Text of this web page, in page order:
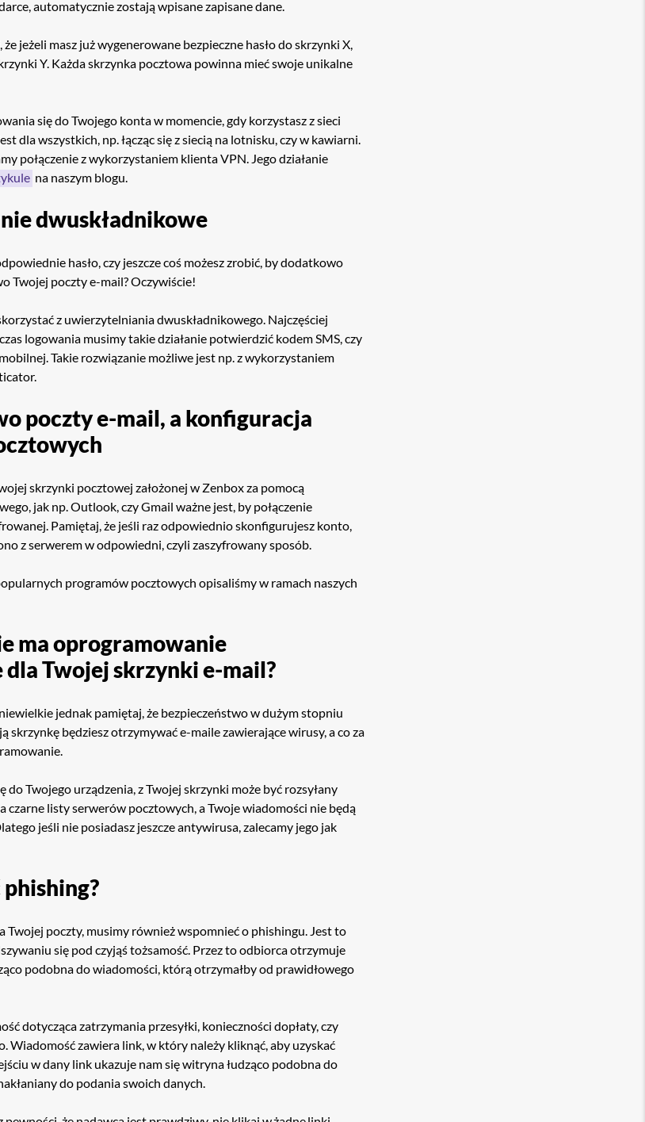
automatycznie zostają wpisane zapisane dane.
że jeżeli masz już wygenerowane bezpieczne hasło do skrzynki X,
Y. Każda skrzynka pocztowa powinna mieć swoje unikalne
się do Twojego konta w momencie, gdy korzystasz z sieci
dla wszystkich, np. łącząc się z siecią na lotnisku, czy w kawiarni.
połączenie z wykorzystaniem klienta VPN. Jego działanie
na naszym blogu.
dwuskładnikowe
hasło, czy jeszcze coś możesz zrobić, by dodatkowo
Twojej poczty e-mail? Oczywiście!
z uwierzytelniania dwuskładnikowego. Najczęściej
logowania musimy takie działanie potwierdzić kodem SMS, czy
Takie rozwiązanie możliwe jest np. z wykorzystaniem
poczty e-mail, a konfiguracja
skrzynki pocztowej założonej w Zenbox za pomocą
jak np. Outlook, czy Gmail ważne jest, by połączenie
Pamiętaj, że jeśli raz odpowiednio skonfigurujesz konto,
z serwerem w odpowiedni, czyli zaszyfrowany sposób.
programów pocztowych opisaliśmy w ramach naszych
ma oprogramowanie
Twojej skrzynki e-mail?
jednak pamiętaj, że bezpieczeństwo w dużym stopniu
skrzynkę będziesz otrzymywać e-maile zawierające wirusy, a co za
do Twojego urządzenia, z Twojej skrzynki może być rozsyłany
czarne listy serwerów pocztowych, a Twoje wiadomości nie będą
jeśli nie posiadasz jeszcze antywirusa, zalecamy jego jak
Twojej poczty, musimy również wspomnieć o phishingu. Jest to
się pod czyjąś tożsamość. Przez to odbiorca otrzymuje
podobna do wiadomości, którą otrzymałby od prawidłowego
dotycząca zatrzymania przesyłki, konieczności dopłaty, czy
Wiadomość zawiera link, w który należy kliknąć, aby uzyskać
w dany link ukazuje nam się witryna łudząco podobna do
do podania swoich danych.